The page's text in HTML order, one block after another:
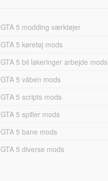
GTA 5 modding værktøjer
GTA 5 køretøj mods
GTA 5 bil lakeringer arbejde mods
GTA 5 våben mods
GTA 5 scripts mods
GTA 5 spiller mods
GTA 5 bane mods
GTA 5 diverse mods